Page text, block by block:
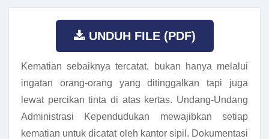
UNDUH FILE (PDF)
Kematian sebaiknya tercatat, bukan hanya melalui
ingatan orang-orang yang ditinggalkan tapi juga
lewat percikan tinta di atas kertas. Undang-Undang
Administrasi Kependudukan mewajibkan setiap
kematian untuk dicatat oleh kantor sipil. Dokumentasi